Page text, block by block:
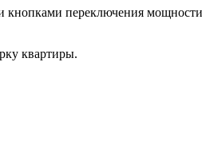
переключения
квартиры.